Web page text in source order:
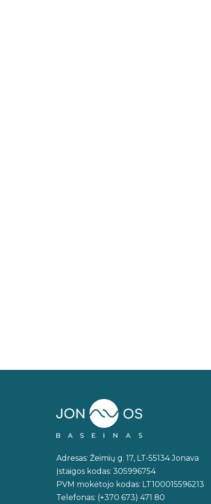
Adresas: Žeimių g. 17, LT-55134 Jonava
Įstaigos kodas: 305996754
PVM mokėtojo kodas: LT100015596213
Telefonas: (+370 673) 471 80